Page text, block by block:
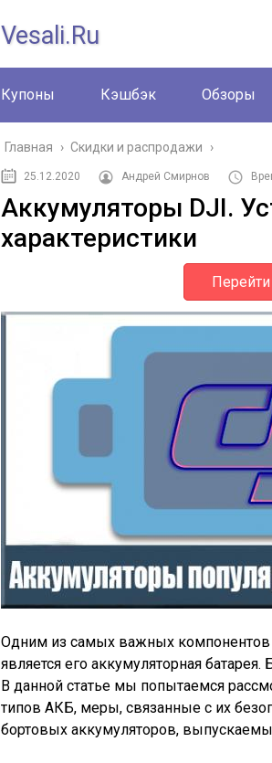
Vesali.ru
Купоны Кэшбэк Обзоры
Главная › Скидки и распродажи ›
25.12.2020 Андрей Смирнов
Аккумуляторы DJI.
характеристики
Одним из самых важных компонентов
является его аккумуляторная батарея.
В данной статье мы попытаемся
типов АКБ, меры, связанные с их
бортовых аккумуляторов,